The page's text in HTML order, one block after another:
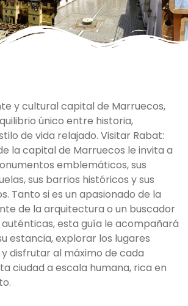
y cultural capital de Marruecos,
único entre historia,
de vida relajado. Visitar Rabat:
la capital de Marruecos le invita a
emblemáticos, sus
sus barrios históricos y sus
Tanto si es un apasionado de la
de la arquitectura o un buscador
esta guía le acompañará
estancia, explorar los lugares
disfrutar al máximo de cada
ciudad a escala humana, rica en